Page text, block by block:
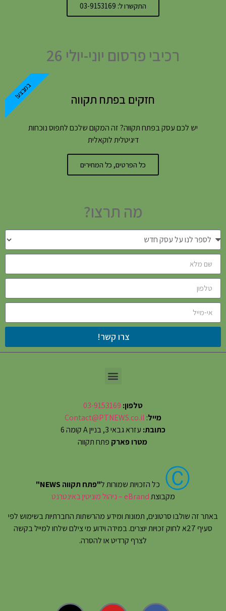
התקשרו ל: 03-9153169
רכיבי פרסום יוני-יולי 26
חזקים בפתח תקווה
יש לכם עסק בפתח תקווה? זה המקום שלכם לתפוס נוכחות
דיגיטלית לוקאלית
כל הפרטים, כל המחירים
במבצע!
מה תרצו?
צרו קשר!
טלפון: 03-9153169
מייל:
Contact@PTNEWS.co.il
כתובת: עזרא גבאי 3, בניין A קומה 6
מטרו פארק פתח תקווה
Ⓒ כל הזכויות שמורות ל"פתח תקווה NEWS"
מקבוצתeBrand – ניהול מוניטין באינטרנט
באתר זה שולבו סרטונים, תמונות ומידע מהרשתות החברתיות בשימוש לפי
סעיף 27א לחוק זכויות יוצרים. במידה וידוע מי צילם שלחו למייל בקשה
לצרף קרדיט או להסרה.